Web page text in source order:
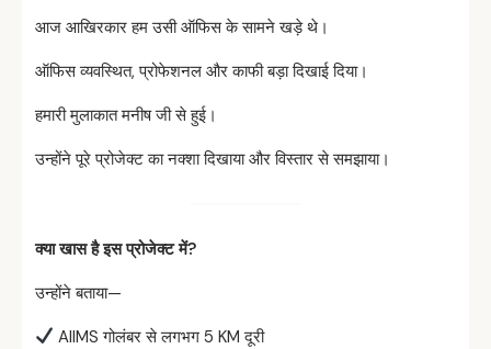
आज आखिरकार हम उसी ऑफिस के सामने खड़े थे।
ऑफिस व्यवस्थित, प्रोफेशनल और काफी बड़ा दिखाई दिया।
हमारी मुलाकात मनीष जी से हुई।
उन्होंने पूरे प्रोजेक्ट का नक्शा दिखाया और विस्तार से समझाया।
क्याखासहैइसप्रोजेक्टमें?
उन्होंने बताया—
AIIMS गोलंबर से लगभग 5 KM दूरी